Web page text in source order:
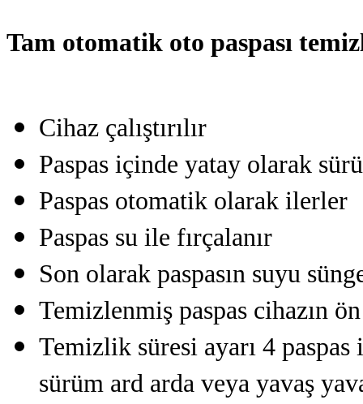
Tam otomatik oto paspası
Cihaz çalıştırılır
Paspas içinde yatay olarak
Paspas otomatik olarak ilerler
Paspas su ile fırçalanır
Son olarak paspasın suyu
Temizlenmiş paspas cihazın
Temizlik süresi ayarı 4
sürüm ard arda veya yavaş